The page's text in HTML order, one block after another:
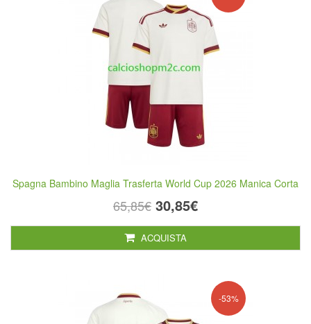
Spagna Bambino Maglia Trasferta World Cup 2026 Manica Corta
65,85€ 30,85€
ACQUISTA
-53%